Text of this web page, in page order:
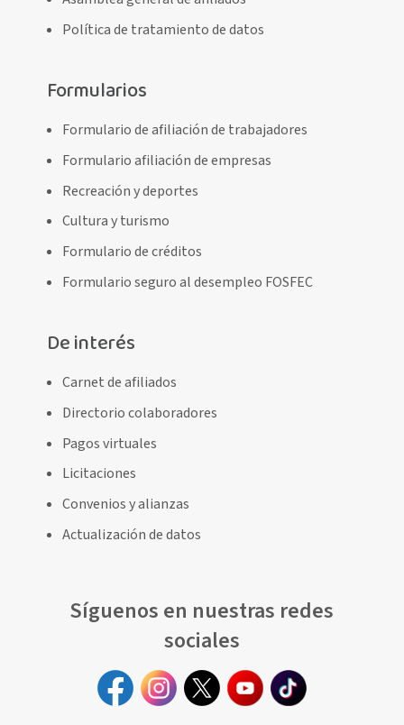
Política de tratamiento de datos
Formularios
Formulario de afiliación de trabajadores
Formulario afiliación de empresas
Recreación y deportes
Cultura y turismo
Formulario de créditos
Formulario seguro al desempleo FOSFEC
De interés
Carnet de afiliados
Directorio colaboradores
Pagos virtuales
Licitaciones
Convenios y alianzas
Actualización de datos
Síguenos en nuestras redes
sociales